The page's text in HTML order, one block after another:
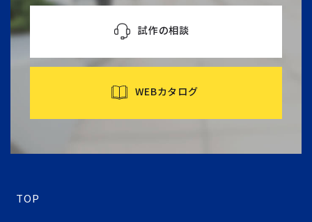
試作の相談
WEBカタログ
TOP